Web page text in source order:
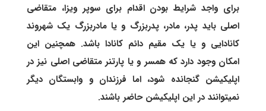
برای واجد شرایط بودن اقدام برای سوپر ویزا، متقاضی
اصلی باید پدر، مادر، پدربزرگ و یا مادربزرگ یک شهروند
کانادایی و یا یک مقیم دائم کانادا باشد. همچنین این
امکان وجود دارد که همسر و یا پارتنر متقاضی اصلی نیز در
اپلیکیشن گنجانده شود، اما فرزندان و وابستگان دیگر
نمیتوانند در این اپلیکیشن حاضر باشند.